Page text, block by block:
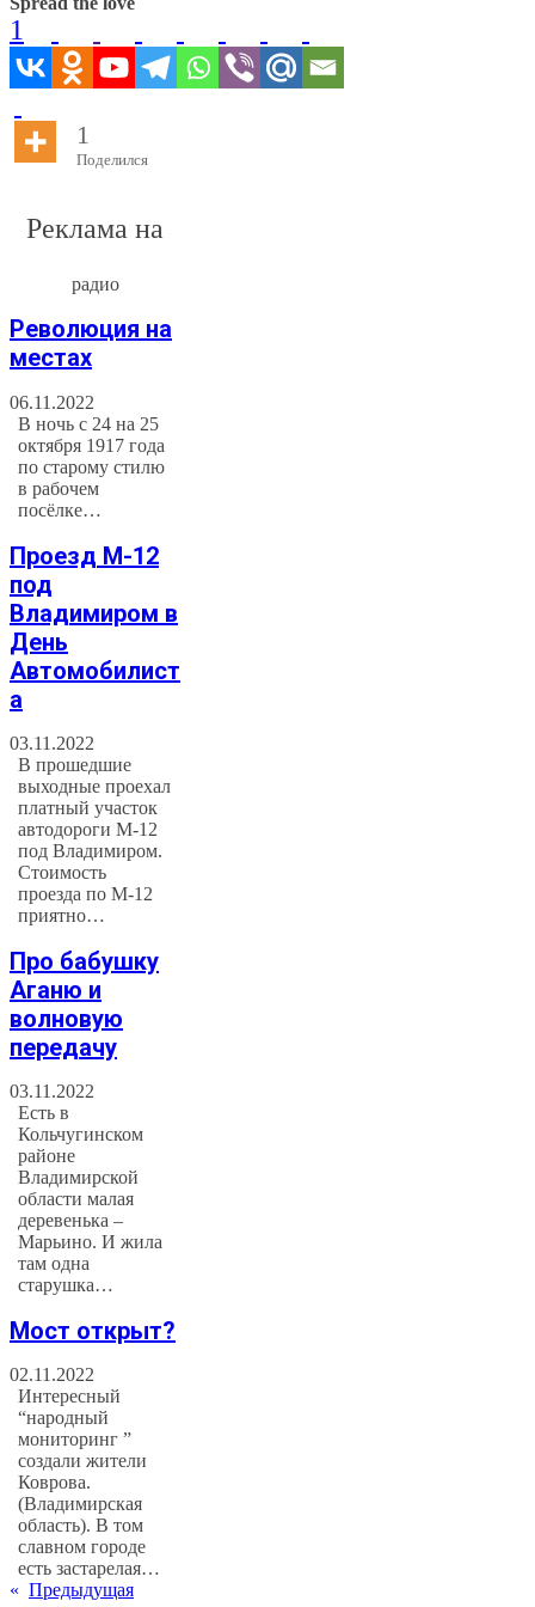
1
1
Поделился
Реклама на
радио
Революция на
местах
06.11.2022
В ночь с 24 на 25
октября 1917 года
по старому стилю
в рабочем
посёлке…
Проезд М-12
под
Владимиром в
День
Автомобилист
а
03.11.2022
В прошедшие
выходные проехал
платный участок
автодороги М-12
под Владимиром.
Стоимость
проезда по М-12
приятно…
Про бабушку
Аганю и
волновую
передачу
03.11.2022
Есть в
Кольчугинском
районе
Владимирской
области малая
деревенька –
Марьино. И жила
там одна
старушка…
Мост открыт?
02.11.2022
Интересный
“народный
мониторинг ”
создали жители
Коврова.
(Владимирская
область). В том
славном городе
есть застарелая…
« Предыдущая